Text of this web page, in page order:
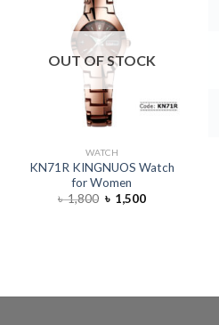
OUT OF STOCK
WATCH
KN71R KINGNUOS Watch
for Women
৳1,800 ৳ 1,500